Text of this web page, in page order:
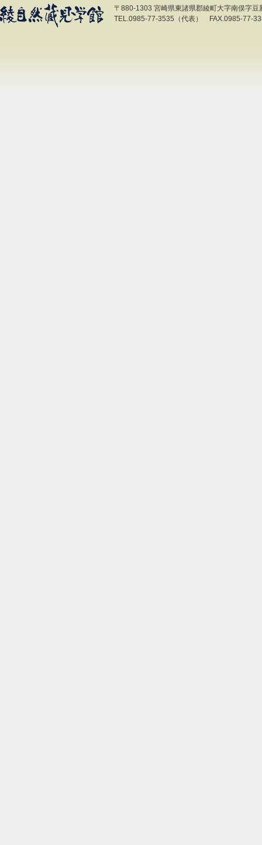
〒880-1303 宮崎県東諸県郡綾町大字南俣字豆
TEL.0985-77-3535（代表） FAX.0985-77-